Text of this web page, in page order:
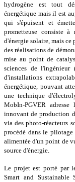
hydrogène est tout
énergétique mais il est
qui s'épuisent et
prometteuse consiste
d'énergie solaire, mais ce
des réalisations de
mise au point de
sciences de l'ingénieur
d'installations
énergétique, pouvant
une technique
MobIn-PGVER
innovant de production
via des photo-réacteurs
procédé dans le
alimentée d'un point de
source d'énergie.
Le projet est porté par
Smart and